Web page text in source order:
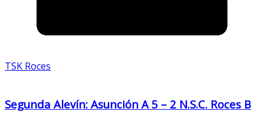
TSK Roces
Segunda Alevín: Asunción A 5 – 2 N.S.C. Roces B